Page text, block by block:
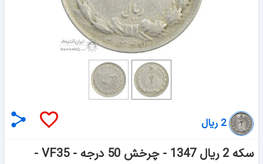
2 ریال
سکه 2 ریال 1347 - چرخش 50 درجه - VF35 -